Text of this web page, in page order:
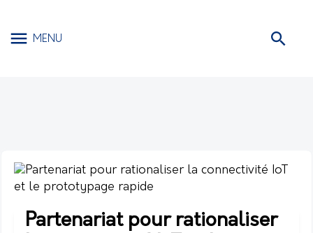
MENU
Partenariat pour rationaliser